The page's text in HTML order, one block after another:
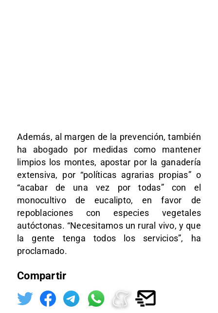
Además, al margen de la prevención, también
ha abogado por medidas como mantener
limpios los montes, apostar por la ganadería
extensiva, por “políticas agrarias propias” o
“acabar de una vez por todas” con el
monocultivo de eucalipto, en favor de
repoblaciones con especies vegetales
autóctonas. “Necesitamos un rural vivo, y que
la gente tenga todos los servicios”, ha
proclamado.
Compartir